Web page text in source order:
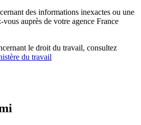
des informations inexactes ou une
vous auprès de votre agence France
le droit du travail, consultez
du travail